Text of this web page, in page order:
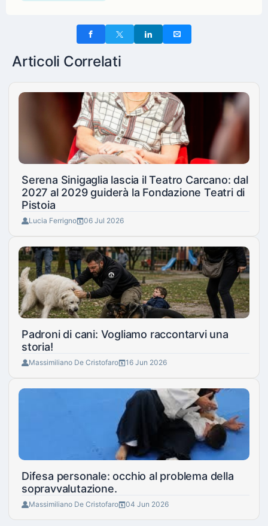
Articoli Correlati
Serena Sinigaglia lascia il Teatro Carcano: dal
2027 al 2029 guiderà la Fondazione Teatri di
Pistoia
Lucia Ferrigno 06 Jul 2026
Padroni di cani: Vogliamo raccontarvi una
storia!
Massimiliano De Cristofaro 16 Jun 2026
Difesa personale: occhio al problema della
sopravvalutazione.
Massimiliano De Cristofaro 04 Jun 2026